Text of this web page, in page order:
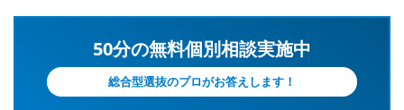
50分の無料個別相談実施中
総合型選抜のプロがお答えします！